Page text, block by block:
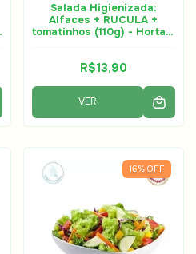
Salada Higienizada:
Alfaces + RUCULA +
tomatinhos (110g) - Horta à
R$13,90
VER
16% OFF